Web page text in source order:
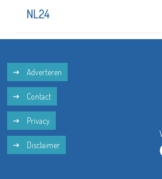
NL24
Adverteren
Contact
Privacy
Disclaimer